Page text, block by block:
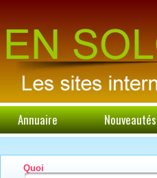
Annuaire Nouveautés
Quoi